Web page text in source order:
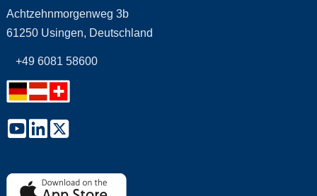
Achtzehnmorgenweg 3b
61250 Usingen, Deutschland
+49 6081 58600